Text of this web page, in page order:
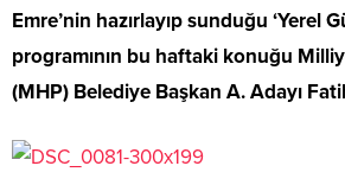
Emre’nin hazırlayıp sunduğu ‘Yerel
programının bu haftaki konuğu
(MHP) Belediye Başkan A. Adayı